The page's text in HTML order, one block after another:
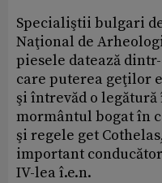
Specialiştii bulgari
Naţional de
piesele datează
care puterea geţilor
şi întrevăd o
mormântul bogat în
şi regele get
important
IV-lea î.e.n.